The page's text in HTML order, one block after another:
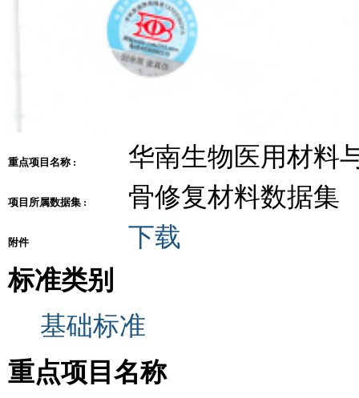
重点项目名称 : 华南生物医用材料
项目所属数据集 : 骨修复材料数据集
附件
下载
标准类别
基础标准
重点项目名称